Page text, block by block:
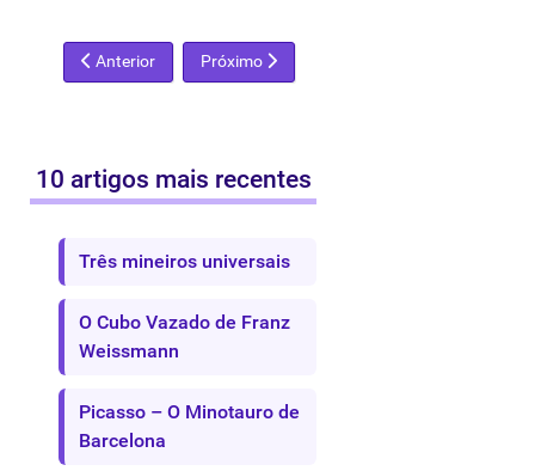
Artigo anterior: Cultura: do pensamento para o
Anterior Próximo artigo: A Vanguarda e o
Próximo
10 artigos mais recentes
Três mineiros universais
O Cubo Vazado de Franz
Weissmann
Picasso – O Minotauro de
Barcelona